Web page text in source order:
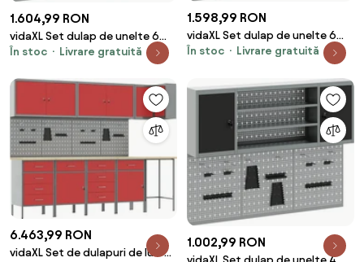
1.604,99 RON
vidaXL Set dulap de unelte 6
pcs Negru Oțel vopsit
În stoc Livrare gratuită
1.598,99 RON
vidaXL Set dulap de unelte 6
pcs Negru Oțel vopsit
În stoc Livrare gratuită
6.463,99 RON
vidaXL Set de dulapuri de lucru
1.002,99 RON